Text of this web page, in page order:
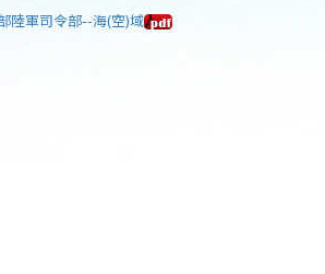
陸軍司令部--海(空)域